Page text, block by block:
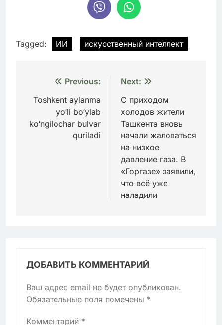
Tagged: ИИ искусственный интеллект
Навигация
по
записям
Previous:
Toshkent aylanma
yo‘li bo‘ylab
ko‘ngilochar bulvar
quriladi
Next:
С приходом
холодов жители
Ташкента вновь
начали жаловаться
на низкое
давление газа. В
«Горгазе» заявили,
что всё уже
наладили
ДОБАВИТЬ КОММЕНТАРИЙ
Ваш адрес email не будет опубликован.
Обязательные поля помечены *
Комментарий *